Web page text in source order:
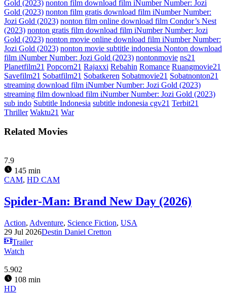
Gold (2023) nonton film download film iNumber Number: Jozi
Gold (2023) nonton film gratis download film iNumber Number:
Jozi Gold (2023) nonton film online download film Condor’s Nest
(2023) nonton gratis film download film iNumber Number: Jozi
Gold (2023) nonton movie online download film iNumber Number:
Jozi Gold (2023) nonton movie subtitle indonesia Nonton download
film iNumber Number: Jozi Gold (2023) nontonmovie ns21
Planetfilm21 Popcorn21 Rajaxxi Rebahin Romance Ruangmovie21
Savefilm21 Sobatfilm21 Sobatkeren Sobatmovie21 Sobatnonton21
streaming download film iNumber Number: Jozi Gold (2023)
streaming film download film iNumber Number: Jozi Gold (2023)
sub indo Subtitle Indonesia subtitle indonesia cgv21 Terbit21
Thriller Waktu21 War
Related Movies
7.9
145 min
CAM, HD CAM
Spider-Man: Brand New Day (2026)
Action, Adventure, Science Fiction, USA
29 Jul 2026Destin Daniel Cretton
Trailer
Watch
5.902
108 min
HD